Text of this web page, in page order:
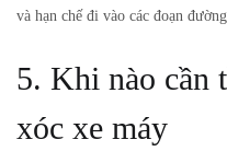
và hạn chế đi vào các đoạn
5. Khi nào cần
xóc xe máy